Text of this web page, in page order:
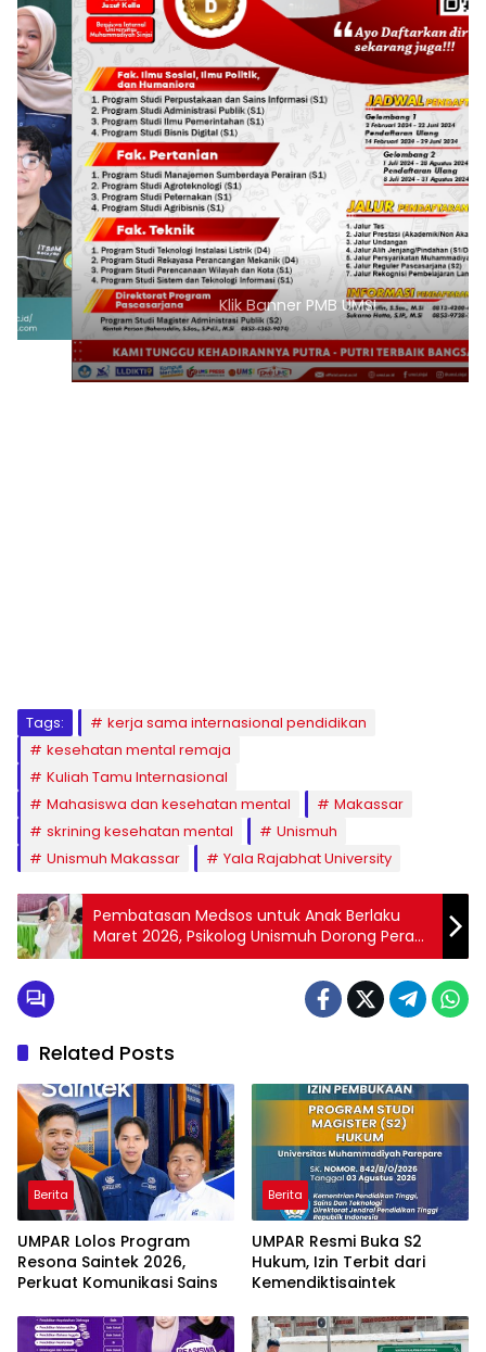
Klik Banner PMB UMSI
Tags:
kerja sama internasional pendidikan
kesehatan mental remaja
Kuliah Tamu Internasional
Mahasiswa dan kesehatan mental
Makassar
skrining kesehatan mental
Unismuh
Unismuh Makassar
Yala Rajabhat University
Pembatasan Medsos untuk Anak Berlaku
Maret 2026, Psikolog Unismuh Dorong Peran
Orang Tua dan Sekolah
Related Posts
Berita
UMPAR Lolos Program
Resona Saintek 2026,
Perkuat Komunikasi Sains
Berita
UMPAR Resmi Buka S2
Hukum, Izin Terbit dari
Kemendiktisaintek